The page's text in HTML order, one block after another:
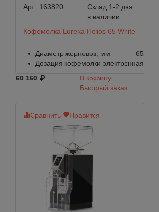
Арт.: 163820
Склад 1-2 дня:
в наличии
Кофемолка Eureka Helios 65 White
Диаметр жерновов, мм
65
Дозация кофемолки электронная
60 160
В корзину
Быстрый заказ
Сравнить Нравится